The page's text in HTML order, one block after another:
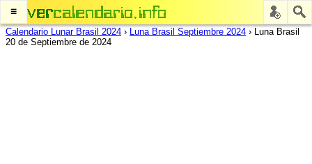
≡
Calendario Lunar Brasil 2024 › Luna Brasil Septiembre 2024 › Luna Brasil
20 de Septiembre de 2024